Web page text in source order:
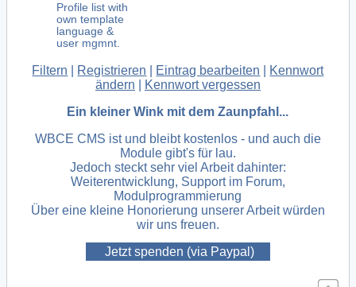
Profile list with
own template
language &
user mgmnt.
Filtern Registrieren Eintrag bearbeiten
Kennwort
ändern
Kennwort vergessen
Ein kleiner Wink mit dem Zaunpfahl...
WBCE CMS ist und bleibt kostenlos - und auch die
Module gibt's für lau.
Jedoch steckt sehr viel Arbeit dahinter:
Weiterentwicklung, Support im Forum,
Modulprogrammierung
Über eine kleine Honorierung unserer Arbeit würden
wir uns freuen.
Jetzt spenden (via Paypal)